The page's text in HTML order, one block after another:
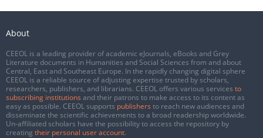
About
CEEOL is a leading provider of academic eJournals, eBooks and Grey
Literature documents in Humanities and Social Sciences from and about
Central, East and Southeast Europe. In the rapidly changing digital sphere
CEEOL is a reliable source of adjusting expertise trusted by scholars,
researchers, publishers, and librarians. CEEOL offers various services to
subscribing institutions and their patrons to make access to its content as
easy as possible. CEEOL supports publishers to reach new audiences and
disseminate the scientific achievements to a broad readership worldwide.
Un-affiliated scholars have the possibility to access the repository by
creating their personal user account.